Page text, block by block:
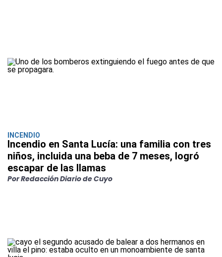
INCENDIO
Incendio en Santa Lucía: una familia con tres
niños, incluida una beba de 7 meses, logró
escapar de las llamas
Por Redacción Diario de Cuyo